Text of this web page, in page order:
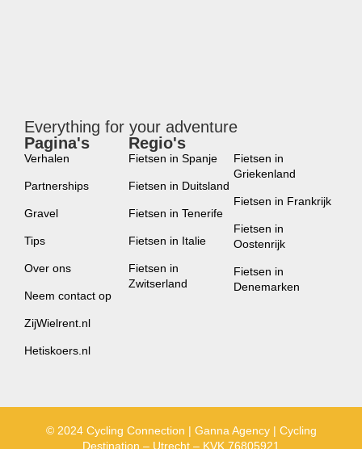
Everything for your adventure
Pagina's
Verhalen
Partnerships
Gravel
Tips
Over ons
Neem contact op
ZijWielrent.nl
Hetiskoers.nl
Regio's
Fietsen in Spanje
Fietsen in Duitsland
Fietsen in Tenerife
Fietsen in Italie
Fietsen in
Zwitserland
Fietsen in
Griekenland
Fietsen in Frankrijk
Fietsen in
Oostenrijk
Fietsen in
Denemarken
© 2024 Cycling Connection | Ganna Agency | Cycling
Destination – Utrecht – KVK 76805921